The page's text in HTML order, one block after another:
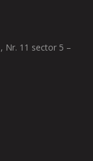
Nr. 11 sector 5 –